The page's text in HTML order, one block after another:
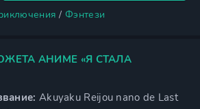
/ Фэнтези
АНИМЕ «Я СТАЛА
Akuyaku Reijou nano de Last